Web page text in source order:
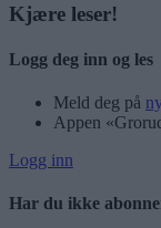
Kjære leser!
Logg deg inn og les
Meld deg på
Appen
Logg inn
Har du ikke